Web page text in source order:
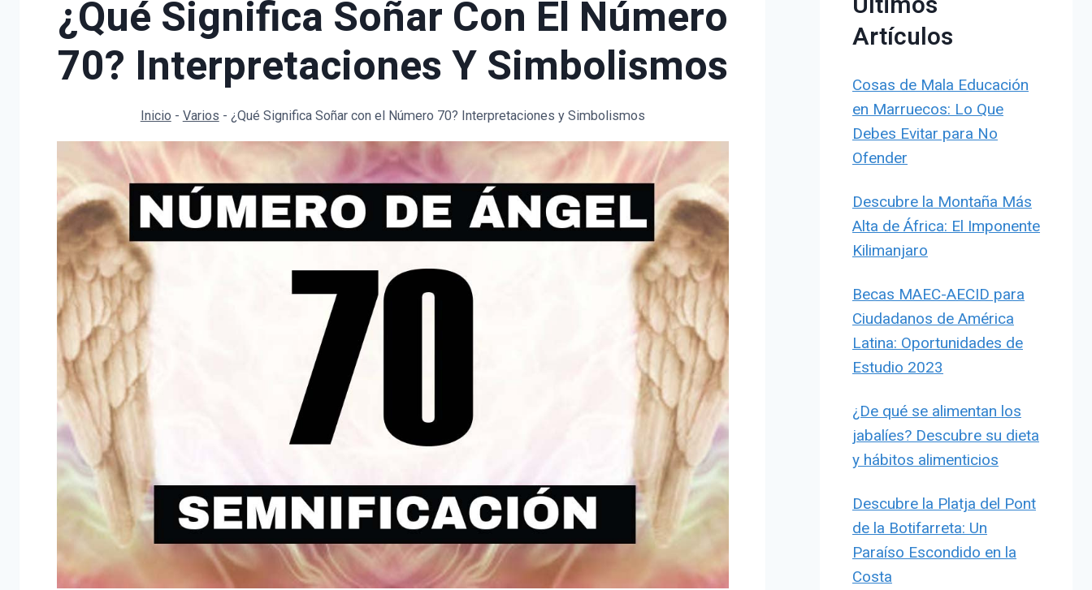
¿Qué Significa Soñar Con El Número
70? Interpretaciones Y Simbolismos
Inicio - Varios - ¿Qué Significa Soñar con el Número 70? Interpretaciones y Simbolismos
Artículos
Cosas de Mala Educación
en Marruecos: Lo Que
Debes Evitar para No
Ofender
Descubre la Montaña Más
Alta de África: El Imponente
Kilimanjaro
Becas MAEC-AECID para
Ciudadanos de América
Latina: Oportunidades de
Estudio 2023
¿De qué se alimentan los
jabalíes? Descubre su dieta
y hábitos alimenticios
Descubre la Platja del Pont
de la Botifarreta: Un
Paraíso Escondido en la
Costa